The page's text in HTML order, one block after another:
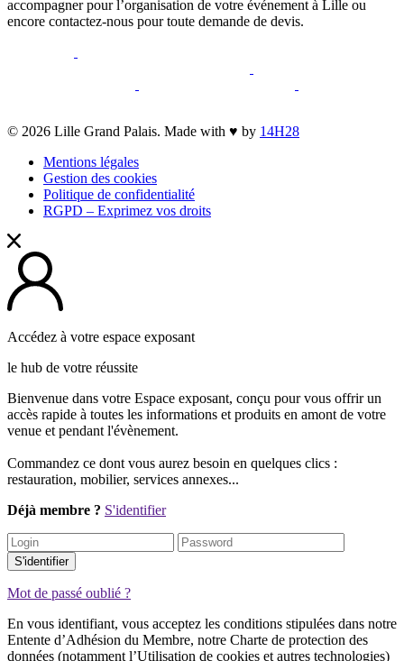
accompagner pour l’organisation de votre événement à Lille ou
encore contactez-nous pour toute demande de devis.
window
window
new
© 2026 Lille Grand Palais. Made with ♥ by 14H28opens
Mentions légales
Gestion des cookies
Politique de confidentialité
RGPD – Exprimez vos droits
Accédez à votre espace exposant
le hub de votre réussite
Bienvenue dans votre Espace exposant, conçu pour vous offrir un
accès rapide à toutes les informations et produits en amont de votre
venue et pendant l'évènement.
Commandez ce dont vous aurez besoin en quelques clics :
restauration, mobilier, services annexes...
Déjà membre ? S'identifier
S'identifier
Mot de passé oublié ?
En vous identifiant, vous acceptez les conditions stipulées dans notre
Entente d’Adhésion du Membre, notre Charte de protection des
données (notamment l’Utilisation de cookies et autres technologies)